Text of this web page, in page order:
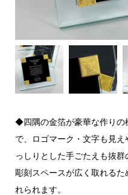
◆四隅の金箔が豪華な作りの
で、ロゴマーク・文字も見
っしりとした手ごたえも抜群
彫刻スペースが広く取れる
れられます。